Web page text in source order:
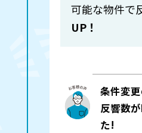
可能な物件で
UP！
条件変更
反響数
た!